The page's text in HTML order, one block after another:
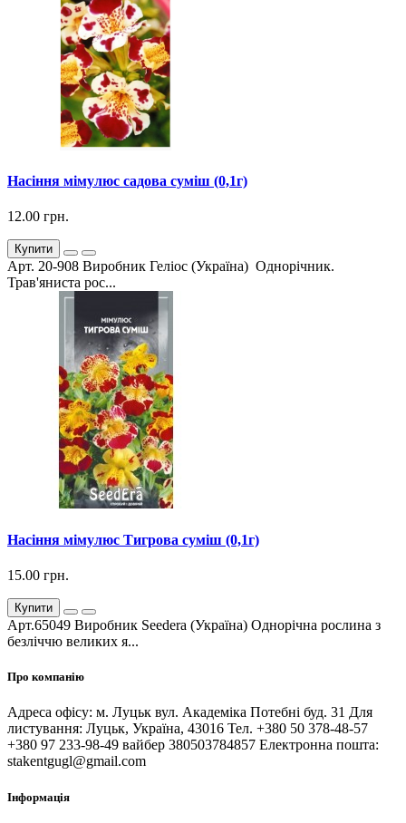
Насіння мімулюс садова суміш (0,1г)
12.00 грн.
Купити
Арт. 20-908 Виробник Геліос (Україна) Однорічник.
Трав'яниста рос...
Насіння мімулюс Тигрова суміш (0,1г)
15.00 грн.
Купити
Арт.65049 Виробник Seedera (Україна) Однорічна рослина з
безліччю великих я...
Про компанію
Адреса офісу: м. Луцьк вул. Академіка Потебні буд. 31 Для
листування: Луцьк, Україна, 43016 Тел. +380 50 378-48-57
+380 97 233-98-49 вайбер 380503784857 Електронна пошта:
stakentgugl@gmail.com
Інформація